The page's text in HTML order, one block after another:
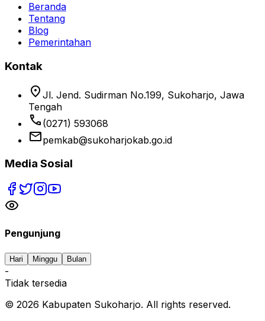
Beranda
Tentang
Blog
Pemerintahan
Kontak
location_on Jl. Jend. Sudirman No.199, Sukoharjo, Jawa
Tengah
phone (0271) 593068
emailpemkab@sukoharjokab.go.id
Media Sosial
Pengunjung
Hari Minggu Bulan
-
Tidak tersedia
© 2026 Kabupaten Sukoharjo. All rights reserved.